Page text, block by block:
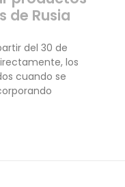
de Rusia
del 30 de
los
cuando se